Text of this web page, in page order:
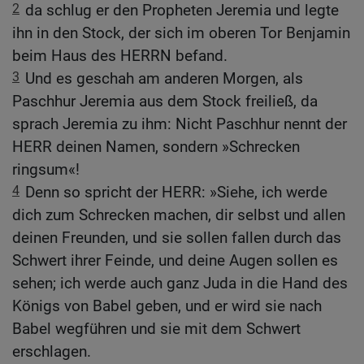
2 da schlug er den Propheten Jeremia und legte
ihn in den Stock, der sich im oberen Tor Benjamin
beim Haus des HERRN befand.
3 Und es geschah am anderen Morgen, als
Paschhur Jeremia aus dem Stock freiließ, da
sprach Jeremia zu ihm: Nicht Paschhur nennt der
HERR deinen Namen, sondern »Schrecken
ringsum«!
4 Denn so spricht der HERR: »Siehe, ich werde
dich zum Schrecken machen, dir selbst und allen
deinen Freunden, und sie sollen fallen durch das
Schwert ihrer Feinde, und deine Augen sollen es
sehen; ich werde auch ganz Juda in die Hand des
Königs von Babel geben, und er wird sie nach
Babel wegführen und sie mit dem Schwert
erschlagen.